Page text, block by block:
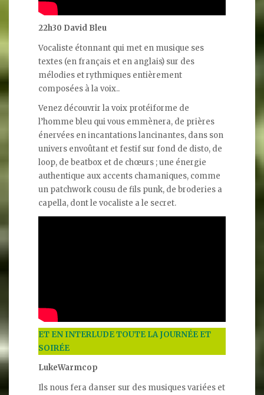
22h30 David Bleu
Vocaliste étonnant qui met en musique ses
textes (en français et en anglais) sur des
mélodies et rythmiques entièrement
composées à la voix..
Venez découvrir la voix protéiforme de
l’homme bleu qui vous emmènera, de prières
énervées en incantations lancinantes, dans son
univers envoûtant et festif sur fond de disto, de
loop, de beatbox et de chœurs ; une énergie
authentique aux accents chamaniques, comme
un patchwork cousu de fils punk, de broderies a
capella, dont le vocaliste a le secret.
ET EN INTERLUDE TOUTE LA JOURNÉE ET
SOIRÉE
LukeWarmcop
Ils nous fera danser sur des musiques variées et